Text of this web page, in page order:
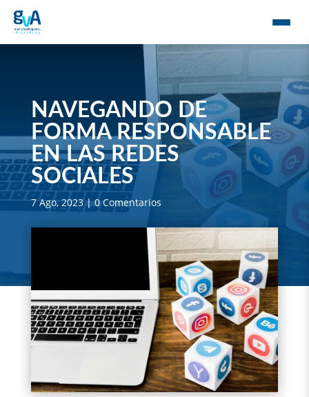
NAVEGANDO DE
FORMA RESPONSABLE
EN LAS REDES
SOCIALES
7 Ago, 2023|0 Comentarios